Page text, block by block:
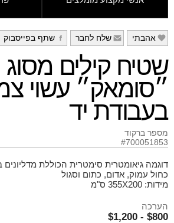
e אהבתי f שלח לחבר g שתף בפייסבוק
שטיח קילים מסוג
״סומאק״ עשוי
בעבודת יד
מספר ברקוד
#700051853
דוגמה גיאומטרית סימטרית הכוללת מדליונים
כחול עמוק, אדום, כתום וסגול
מידות: 355X200 ס"מ
הערכה
$800 - $1,200